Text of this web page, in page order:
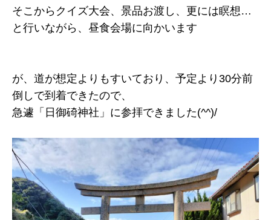
そこからクイズ大会、景品お渡し、更には瞑想…
と行いながら、昼食会場に向かいます
が、道が想定よりもすいており、予定より30分前
倒しで到着できたので、
急遽「日御碕神社」に参拝できました(^^)/